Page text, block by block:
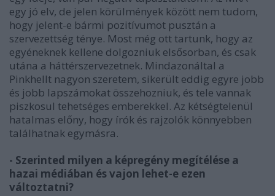
egy jó elv, de jelen körülmények között nem tudom,
hogy jelent-e bármi pozitívumot pusztán a
szervezettség ténye. Most még ott tartunk, hogy az
egyéneknek kellene dolgozniuk elsősorban, és csak
utána a háttérszervezetnek. Mindazonáltal a
Pinkhellt nagyon szeretem, sikerült eddig egyre jobb
és jobb lapszámokat összehozniuk, és tele vannak
piszkosul tehetséges emberekkel. Az kétségtelenül
hatalmas előny, hogy írók és rajzolók könnyebben
találhatnak egymásra.
- Szerinted milyen a képregény megítélése a
hazai médiában és vajon lehet-e ezen
változtatni?